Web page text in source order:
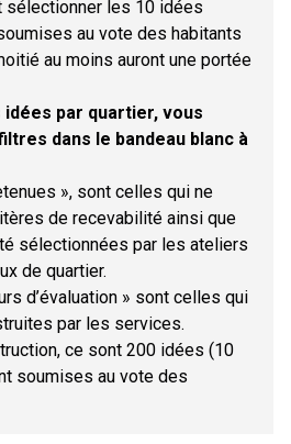
sélectionner les 10 idées
au vote des habitants
au moins auront une portée
par quartier, vous
dans le bandeau blanc à
», sont celles qui ne
de recevabilité ainsi que
sélectionnées par les ateliers
de quartier.
d’évaluation » sont celles qui
par les services.
ce sont 200 idées (10
soumises au vote des